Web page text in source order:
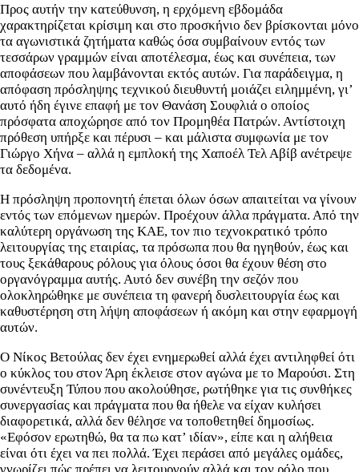
Προς αυτήν την κατεύθυνση, η ερχόμενη εβδομάδα
χαρακτηρίζεται κρίσιμη και στο προσκήνιο δεν βρίσκονται μόνο
τα αγωνιστικά ζητήματα καθώς όσα συμβαίνουν εντός των
τεσσάρων γραμμών είναι αποτέλεσμα, έως και συνέπεια, των
αποφάσεων που λαμβάνονται εκτός αυτών. Για παράδειγμα, η
απόφαση πρόσληψης τεχνικού διευθυντή μοιάζει ειλημμένη, γι’
αυτό ήδη έγινε επαφή με τον Θανάση Σουφλιά ο οποίος
πρόσφατα αποχώρησε από τον Προμηθέα Πατρών. Αντίστοιχη
πρόθεση υπήρξε και πέρυσι – και μάλιστα συμφωνία με τον
Γιώργο Χήνα – αλλά η εμπλοκή της Χαποέλ Τελ Αβίβ ανέτρεψε
τα δεδομένα.
Η πρόσληψη προπονητή έπεται όλων όσων απαιτείται να γίνουν
εντός των επόμενων ημερών. Προέχουν άλλα πράγματα. Από την
καλύτερη οργάνωση της ΚΑΕ, τον πιο τεχνοκρατικό τρόπο
λειτουργίας της εταιρίας, τα πρόσωπα που θα ηγηθούν, έως και
τους ξεκάθαρους ρόλους για όλους όσοι θα έχουν θέση στο
οργανόγραμμα αυτής. Αυτό δεν συνέβη την σεζόν που
ολοκληρώθηκε με συνέπεια τη φανερή δυσλειτουργία έως και
καθυστέρηση στη λήψη αποφάσεων ή ακόμη και στην εφαρμογή
αυτών.
Ο Νίκος Βετούλας δεν έχει ενημερωθεί αλλά έχει αντιληφθεί ότι
ο κύκλος του στον Άρη έκλεισε στον αγώνα με το Μαρούσι. Στη
συνέντευξη Τύπου που ακολούθησε, ρωτήθηκε για τις συνθήκες
συνεργασίας και πράγματα που θα ήθελε να είχαν κυλήσει
διαφορετικά, αλλά δεν θέλησε να τοποθετηθεί δημοσίως.
«Εφόσον ερωτηθώ, θα τα πω κατ’ ιδίαν», είπε και η αλήθεια
είναι ότι έχει να πει πολλά. Έχει περάσει από μεγάλες ομάδες,